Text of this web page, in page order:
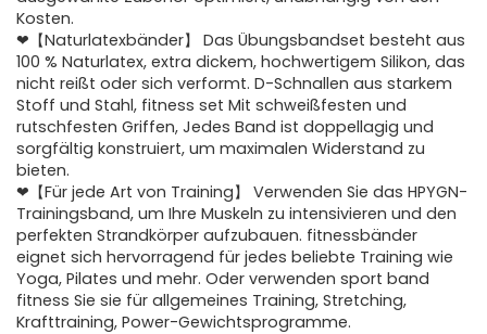
Kosten.
❤【Naturlatexbänder】 Das Übungsbandset besteht aus
100 % Naturlatex, extra dickem, hochwertigem Silikon, das
nicht reißt oder sich verformt. D-Schnallen aus starkem
Stoff und Stahl, fitness set Mit schweißfesten und
rutschfesten Griffen, Jedes Band ist doppellagig und
sorgfältig konstruiert, um maximalen Widerstand zu
bieten.
❤【Für jede Art von Training】 Verwenden Sie das HPYGN-
Trainingsband, um Ihre Muskeln zu intensivieren und den
perfekten Strandkörper aufzubauen. fitnessbänder
eignet sich hervorragend für jedes beliebte Training wie
Yoga, Pilates und mehr. Oder verwenden sport band
fitness Sie sie für allgemeines Training, Stretching,
Krafttraining, Power-Gewichtsprogramme.